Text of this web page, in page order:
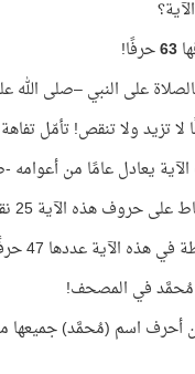
63حرفًا!
على النبي –صلى الله
لا تزيد ولا تنقص! تأمّل
يعادل عامًا من أعوامه -
حروف هذه الآية 25 نقطة!
الآية عددها 47 حرفًا..
أحرف اسم (مُحمَّد) جميعها